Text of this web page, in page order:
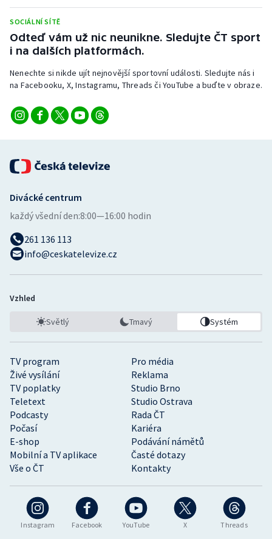
SOCIÁLNÍ SÍTĚ
Odteď vám už nic neunikne. Sledujte ČT sport
i na dalších platformách.
Nenechte si nikde ujít nejnovější sportovní události. Sledujte nás i
na Facebooku, X, Instagramu, Threads či YouTube a buďte v obraze.
Instagram Facebook YouTube X Threads
TV program
Pro média
Živé vysílání
Reklama
TV poplatky
Studio Brno
Teletext
Studio Ostrava
Podcasty
Rada ČT
Počasí
Kariéra
E-shop
Podávání námětů
Mobilní a TV aplikace
Časté dotazy
Vše o ČT
Kontakty
Divácké centrum
každý všední den:8:00—16:00 hodin
261 136 113
info@ceskatelevize.cz
Vzhled
Světlý Tmavý Systém